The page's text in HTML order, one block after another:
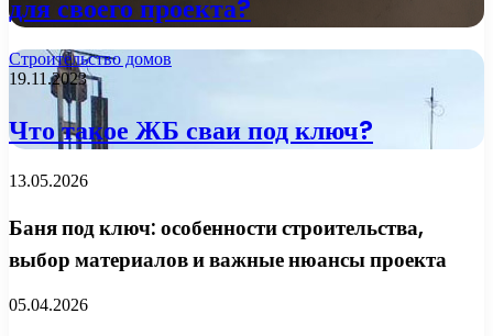
для своего проекта?
Строительство домов
19.11.2023
Что такое ЖБ сваи под ключ?
13.05.2026
Баня под ключ: особенности строительства,
выбор материалов и важные нюансы проекта
05.04.2026